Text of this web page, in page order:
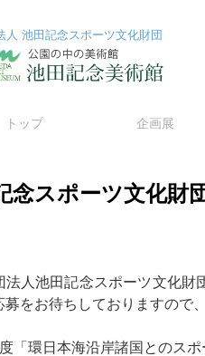
人 池田記念スポーツ文化財団
トップ 企画展
念スポーツ文化財
法人池田記念スポーツ文化財
募をお待ちしておりますので
「環日本海沿岸諸国とのスポ